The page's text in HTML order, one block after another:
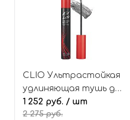
CLIO Ультрастойкая
удлиняющая тушь для
ресниц, оттенок
Чёрный, Kill Lash
1 252 руб. / шт
2 275 руб.